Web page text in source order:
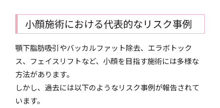
小顔施術における代表的なリスク事例
顎下脂肪吸引やバッカルファット除去、エラボトック
ス、フェイスリフトなど、小顔を目指す施術には多様な
方法があります。
しかし、過去には以下のようなリスク事例が報告されて
います。